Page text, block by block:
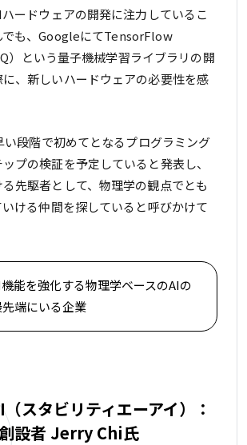
ードウェアの開発に注力しているこ
でも、GoogleにてTensorFlow
）という量子機械学習ライブラリの開
、新しいハードウェアの必要性を感
い段階で初めてとなるプログラミング
プの検証を予定していると発表し、
先駆者として、物理学の観点でとも
ける仲間を探していると呼びかけて
能を強化する物理学ベースのAIの
先端にいる企業
スタビリティエーアイ）：
設者 Jerry Chi氏